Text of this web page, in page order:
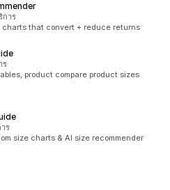
การ
charts that convert + reduce returns
ร
product compare product sizes
ร
size charts & AI size recommender